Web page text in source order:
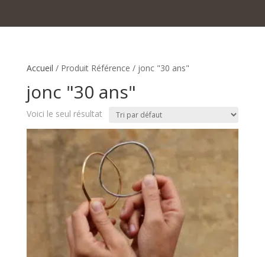
Accueil / Produit Référence / jonc "30 ans"
jonc "30 ans"
Voici le seul résultat